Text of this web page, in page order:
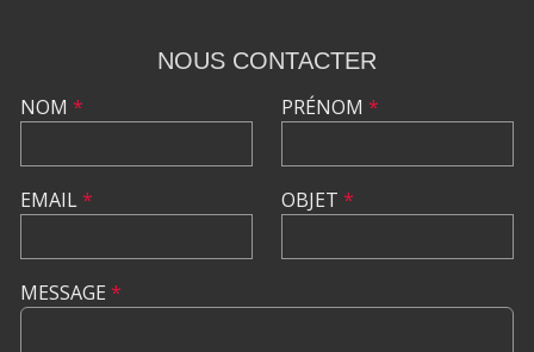
NOUS CONTACTER
NOM *
EMAIL*
PRÉNOM *
OBJET *
MESSAGE *